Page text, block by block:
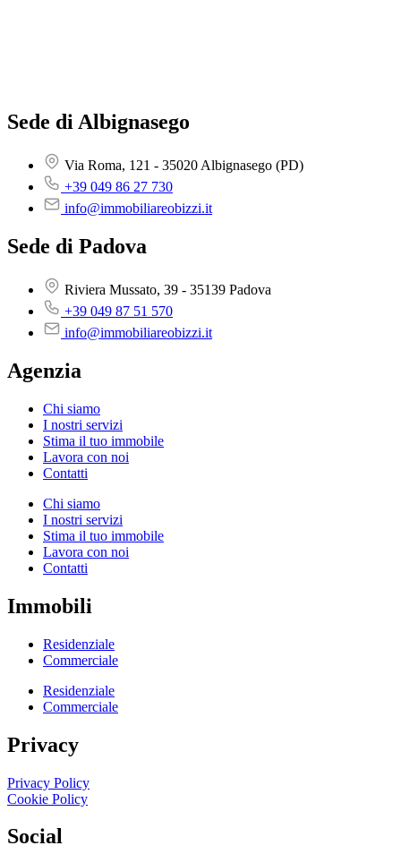
Sede di Albignasego
Via Roma, 121 - 35020 Albignasego (PD)
+39 049 86 27 730
info@immobiliareobizzi.it
Sede di Padova
Riviera Mussato, 39 - 35139 Padova
+39 049 87 51 570
info@immobiliareobizzi.it
Agenzia
Chi siamo
I nostri servizi
Stima il tuo immobile
Lavora con noi
Contatti
Chi siamo
I nostri servizi
Stima il tuo immobile
Lavora con noi
Contatti
Immobili
Residenziale
Commerciale
Residenziale
Commerciale
Privacy
Privacy Policy
Cookie Policy
Social